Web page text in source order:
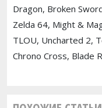
Dragon, Broken
Zelda 64, Might &
TLOU, Uncharted 2,
Chrono Cross, Blade